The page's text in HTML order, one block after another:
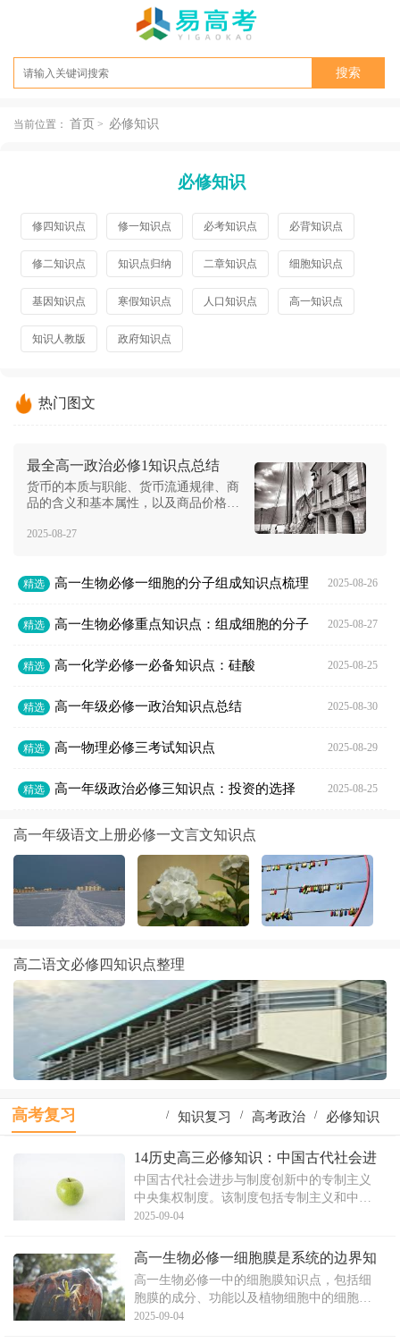
当前位置： 首页 > 必修知识
必修知识
修四知识点 修一知识点 必考知识点 必背知识点
修二知识点 知识点归纳 二章知识点 细胞知识点
基因知识点 寒假知识点 人口知识点 高一知识点
知识人教版 政府知识点
热门图文
最全高一政治必修1知识点总结
货币的本质与职能、货币流通规律、商
品的含义和基本属性，以及商品价格变
稳定的重要性、汇率的含义以及供求对
的影响。
2025-08-27
精选 2025-08-26
高一生物必修一细胞的分子组成知识点梳理
精选 2025-08-27
高一生物必修重点知识点：组成细胞的分子
精选 2025-08-25
高一化学必修一必备知识点：硅酸
精选 2025-08-30
高一年级必修一政治知识点总结
精选 2025-08-29
高一物理必修三考试知识点
精选 2025-08-25
高一年级政治必修三知识点：投资的选择
高一年级语文上册必修一文言文知识点
高二语文必修四知识点整理
高考复习 必修知识
/
高考政治
/
知识复习
/
地理知识
高考物理
/
一轮复习
/
生物知识
/
识点复习
/
物理复习
/
14历史高三必修知识：中国古代社会进
步与制度创新
中国古代社会进步与制度创新中的专制主义
中央集权制度。该制度包括专制主义和中央
集权制度两个概念，由经济、政治和理论来
在秦朝得以确立，并在后续朝代中不断巩
固。文章详细阐述了该制度在政治、经济、
思想和文化等方面的具体表
2025-09-04
高一生物必修一细胞膜是系统的边界知
识点总结
高一生物必修一中的细胞膜知识点，包括细
胞膜的成分、功能以及植物细胞中的细胞
壁。细胞膜主要由脂质和蛋白质组成，还有
2025-09-04